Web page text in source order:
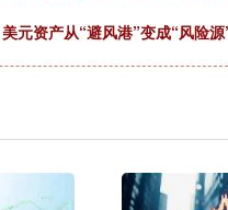
元资产从“避风港”变成“风险源